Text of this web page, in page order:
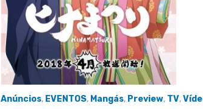
Anúncios, EVENTOS, Mangás, Preview, TV,